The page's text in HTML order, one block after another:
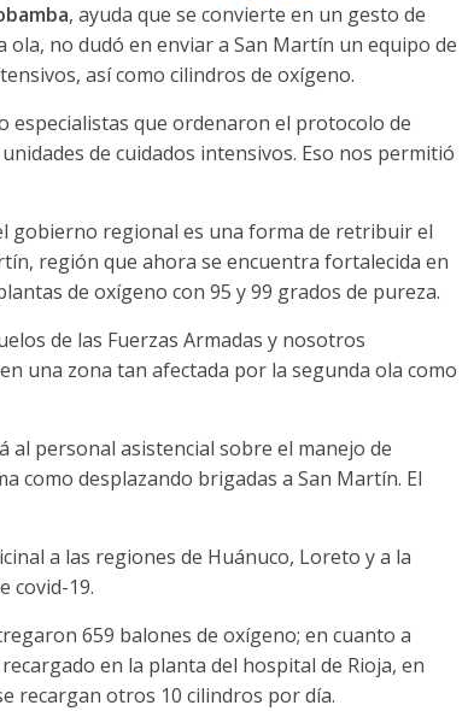
, ayuda que se convierte en un gesto de
no dudó en enviar a San Martín un equipo de
así como cilindros de oxígeno.
especialistas que ordenaron el protocolo de
de cuidados intensivos. Eso nos permitió
gobierno regional es una forma de retribuir el
región que ahora se encuentra fortalecida en
de oxígeno con 95 y 99 grados de pureza.
de las Fuerzas Armadas y nosotros
una zona tan afectada por la segunda ola como
personal asistencial sobre el manejo de
como desplazando brigadas a San Martín. El
a las regiones de Huánuco, Loreto y a la
covid-19.
659 balones de oxígeno; en cuanto a
en la planta del hospital de Rioja, en
recargan otros 10 cilindros por día.